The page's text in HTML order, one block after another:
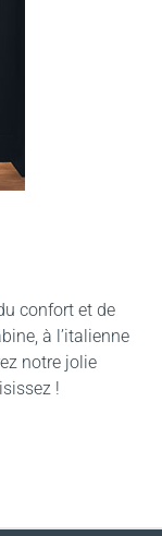
confort et de
à l’italienne
notre jolie
!